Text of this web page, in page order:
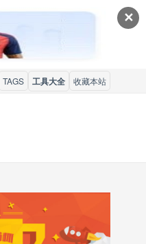
✕
TAGS 工具大全 收藏本站